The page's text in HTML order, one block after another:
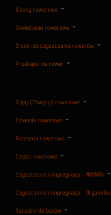
Bidony rowerowe
Oświetlenie rowerowe
Środki do czyszczenia rowerów
Przekąski na rower
Gripy (Chwyty) rowerowe
Dzwonki rowerowe
Akcesoria rowerowe
Części rowerowe
Czyszczenie i impregnacja - NIKWAX
Czyszczenie i impregnacja - OrganoTex
Saszetki do butów